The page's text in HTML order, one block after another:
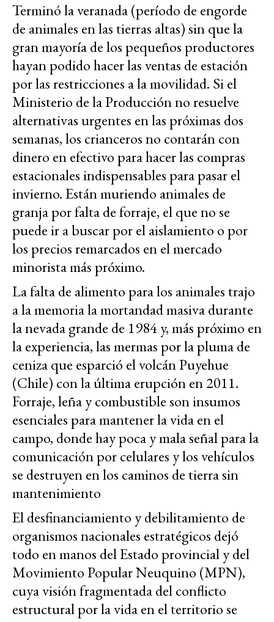
Terminó la veranada (período de engorde
de animales en las tierras altas) sin que la
gran mayoría de los pequeños productores
hayan podido hacer las ventas de estación
por las restricciones a la movilidad. Si el
Ministerio de la Producción no resuelve
alternativas urgentes en las próximas dos
semanas, los crianceros no contarán con
dinero en efectivo para hacer las compras
estacionales indispensables para pasar el
invierno. Están muriendo animales de
granja por falta de forraje, el que no se
puede ir a buscar por el aislamiento o por
los precios remarcados en el mercado
minorista más próximo.
La falta de alimento para los animales trajo
a la memoria la mortandad masiva durante
la nevada grande de 1984 y, más próximo en
la experiencia, las mermas por la pluma de
ceniza que esparció el volcán Puyehue
(Chile) con la última erupción en 2011.
Forraje, leña y combustible son insumos
esenciales para mantener la vida en el
campo, donde hay poca y mala señal para la
comunicación por celulares y los vehículos
se destruyen en los caminos de tierra sin
mantenimiento
El desfinanciamiento y debilitamiento de
organismos nacionales estratégicos dejó
todo en manos del Estado provincial y del
Movimiento Popular Neuquino (MPN),
cuya visión fragmentada del conflicto
estructural por la vida en el territorio se